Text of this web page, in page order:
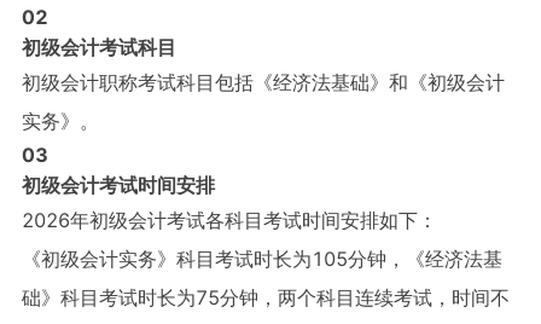
02
初级会计考试科目
初级会计职称考试科目包括《经济法基础》和《初级会计
实务》。
03
初级会计考试时间安排
2026年初级会计考试各科目考试时间安排如下：
《初级会计实务》科目考试时长为105分钟，《经济法基
础》科目考试时长为75分钟，两个科目连续考试，时间不